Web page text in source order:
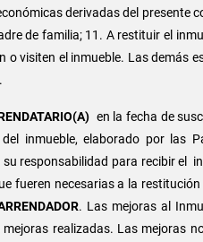
derivadas del presente
de familia; 11. A restituir el
visiten el inmueble. Las demás
en la fecha de
inmueble, elaborado por
responsabilidad para recibir el
fueren necesarias a la
. Las mejoras al
mejoras realizadas. Las mejoras